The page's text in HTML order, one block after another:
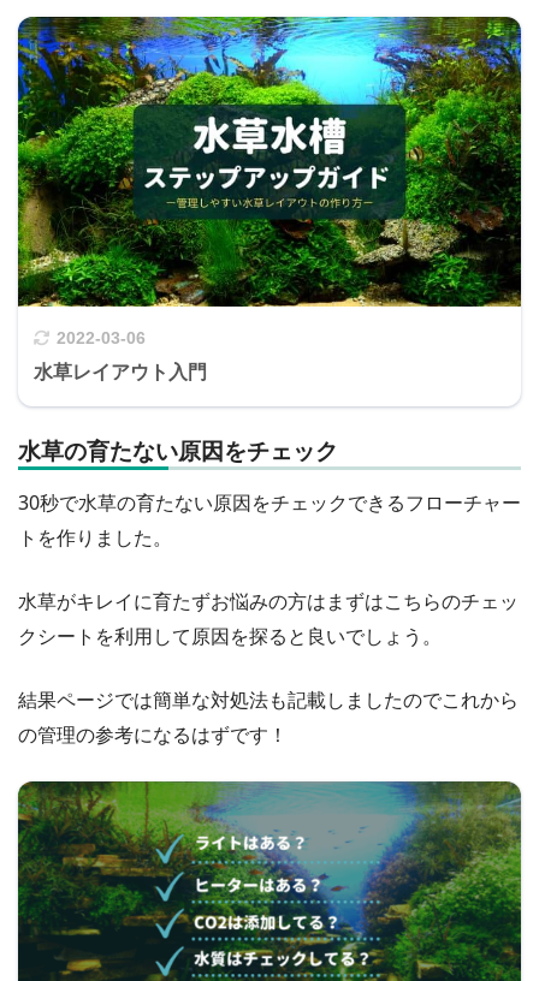
2022-03-06
水草レイアウト入門
水草の育たない原因をチェック
30秒で水草の育たない原因をチェックできるフローチャー
トを作りました。
水草がキレイに育たずお悩みの方はまずはこちらのチェッ
クシートを利用して原因を探ると良いでしょう。
結果ページでは簡単な対処法も記載しましたのでこれから
の管理の参考になるはずです！